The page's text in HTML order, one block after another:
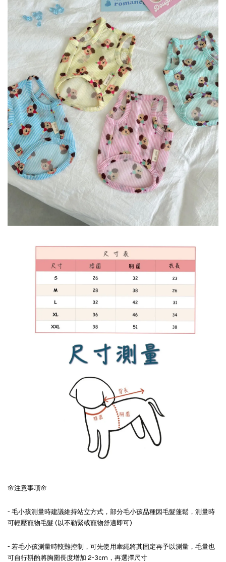
🌸注意事項🌸
- 毛小孩測量時建議維持站立方式，部分毛小孩品種因毛髮蓬鬆，測量時
可輕壓寵物毛髮 (以不勒緊或寵物舒適即可)
- 若毛小孩測量時較難控制，可先使用牽繩將其固定再予以測量，毛量也
可自行斟酌將胸圍長度增加 2-3cm，再選擇尺寸